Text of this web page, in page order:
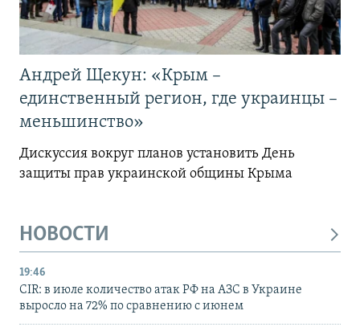
Андрей Щекун: «Крым –
единственный регион, где украинцы –
меньшинство»
Дискуссия вокруг планов установить День
защиты прав украинской общины Крыма
НОВОСТИ
19:46
CIR: в июле количество атак РФ на АЗС в Украине
выросло на 72% по сравнению с июнем